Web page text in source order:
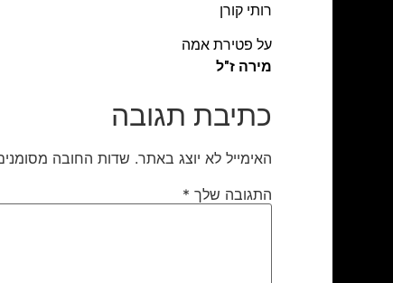
רותי קורן
על פטירת אמה
מירה ז"ל
כתיבת תגובה
האימייל לא יוצג באתר. שדות החובה
התגובה שלך *